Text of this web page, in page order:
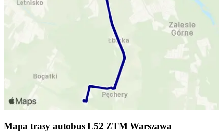
Mapa trasy autobus L52 ZTM Warszawa